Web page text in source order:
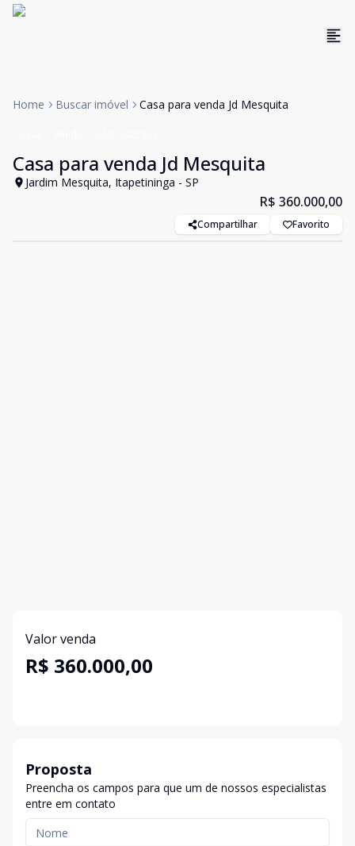
Home Buscar imóvel Casa para venda Jd Mesquita
Casa para venda Jd Mesquita
Jardim Mesquita, Itapetininga - SP
R$ 360.000,00
Compartilhar Favorito
Valor venda
R$ 360.000,00
Proposta
Preencha os campos para que um de nossos especialistas
entre em contato